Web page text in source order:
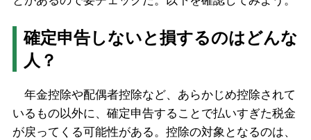
確定申告しないと損するのはどんな
人？
年金控除や配偶者控除など、あらかじめ控除されて
いるもの以外に、確定申告することで払いすぎた税金
が戻ってくる可能性がある。控除の対象となるのは、